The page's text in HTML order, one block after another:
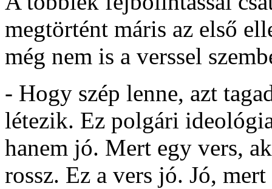
megtörtént máris az első
még nem is a verssel
- Hogy szép lenne, azt
létezik. Ez polgári
hanem jó. Mert egy vers,
rossz. Ez a vers jó. Jó, mert